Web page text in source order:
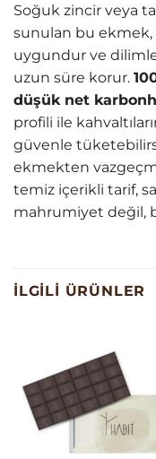
Soğuk zincir veya
sunulan bu ekmek,
uygundur ve
uzun süre korur.
düşük net
profili ile
güvenle
ekmekten
temiz içerikli tarif,
mahrumiyet değil,
İLGILI ÜRÜNLER